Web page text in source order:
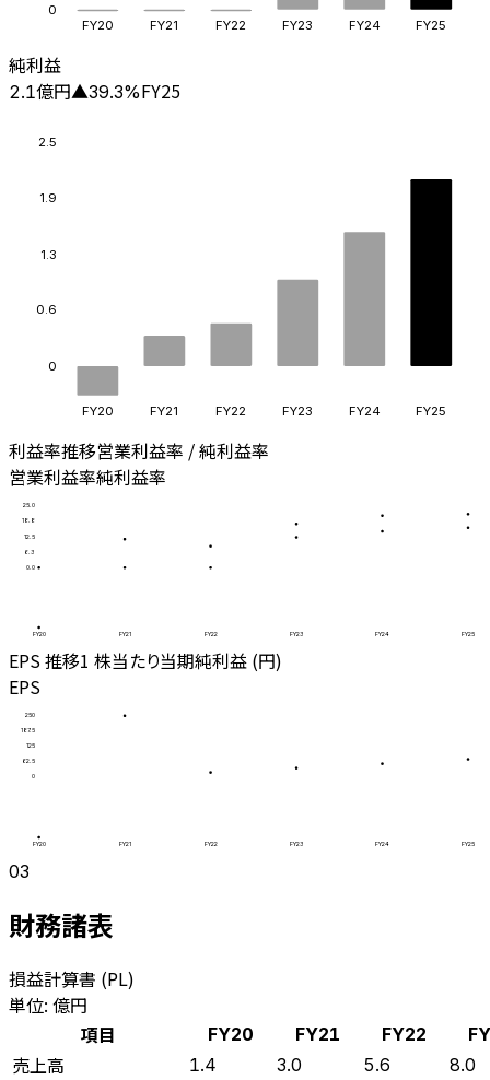
0
FY20 FY21 FY22 FY23 FY24 FY25
純利益
2.1億円▲39.3%FY25
0
0.6
1.3
1.9
2.5
FY20 FY21 FY22 FY23 FY24 FY25
利益率推移営業利益率 / 純利益率
営業利益率純利益率
0.0
6.3
12.5
18.8
25.0
FY20 FY21 FY22 FY23 FY24 FY25
EPS 推移1 株当たり当期純利益 (円)
EPS
0
62.5
125
187.5
250
FY20 FY21 FY22 FY23 FY24 FY25
03
財務諸表
損益計算書 (PL)
単位: 億円
項目
FY20 FY21 FY22
売上高 1.4 3.0 5.6 8.0